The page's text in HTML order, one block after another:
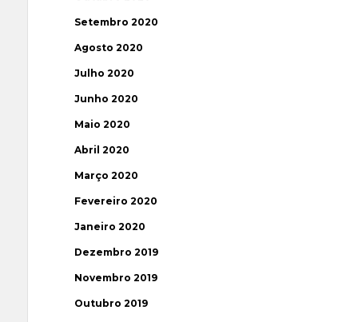
Setembro 2020
Agosto 2020
Julho 2020
Junho 2020
Maio 2020
Abril 2020
Março 2020
Fevereiro 2020
Janeiro 2020
Dezembro 2019
Novembro 2019
Outubro 2019